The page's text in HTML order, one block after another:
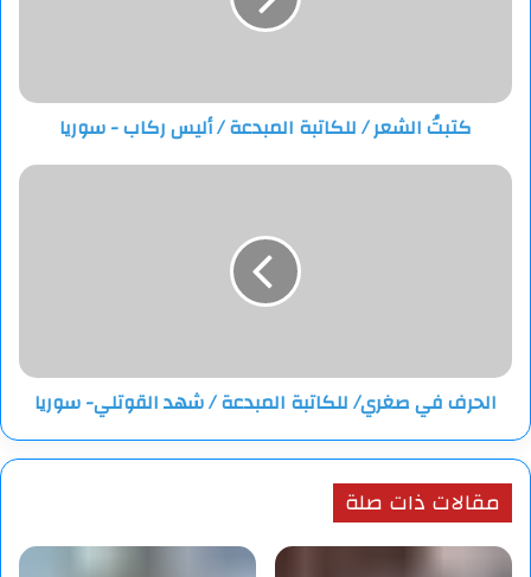
-
سورياكتبتُ الشعر / للكاتبة المبدعة / أليس ركاب - سوريا
الحرف
سوريا
الحرف في صغري/ للكاتبة المبدعة / شهد القوتلي- سوريا
مقالات ذات صلة